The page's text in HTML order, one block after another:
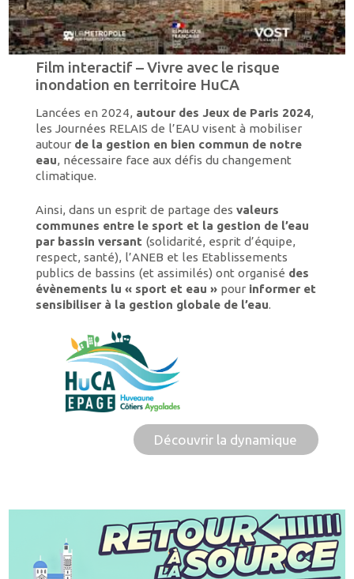
Film interactif – Vivre avec le risque
inondation en territoire HuCA
Lancées en 2024, autour des Jeux de Paris 2024,
les Journées RELAIS de l’EAU visent à mobiliser
autour de la gestion en bien commun de notre
eau, nécessaire face aux défis du changement
climatique.
Ainsi, dans un esprit de partage desvaleurs
communes entre le sport et la gestion de l’eau
par bassin versant (solidarité, esprit d’équipe,
respect, santé), l’ANEB et les Etablissements
publics de bassins (et assimilés) ont organisé des
évènements lu « sport et eau » pour informer et
sensibiliser à la gestion globale de l’eau.
Découvrir la dynamique